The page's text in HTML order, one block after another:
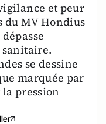
et peur
du MV Hondius
se dessine
marquée par
pression